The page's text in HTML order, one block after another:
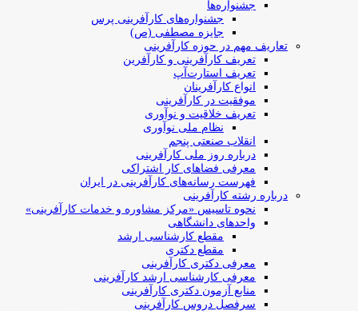
جشنواره‌ها
جشنواره‌های کارآفرینی‌ پرس
جایزه مصطفی (ص)
تعاریف مهم در حوزه کارآفرینی
تعریف کارآفرینی و کارآفرین
تعریف استارت‌آپ
انواع کارآفرینان
موفقیت در کارآفرینی
تعریف خلاقیت و نوآوری
نظام ملی نوآوری
انقلاب صنعتی پنجم
درباره روز ملی کارآفرینی
معرفی فضاهای کار اشتراکی
فهرست رسانه‌های کارآفرینی در ایران
درباره رشته کارآفرینی
نحوه تاسیس «مرکز مشاوره و خدمات کارآفرینی»
واحدهای دانشگاهی
مقطع کارشناسی ارشد
مقطع دکتری
معرفی دکتری کارآفرینی
معرفی کارشناسی ارشد کارآفرینی
منابع آزمون دکتری کارآفرینی
سرفصل دروس کارآفرینی